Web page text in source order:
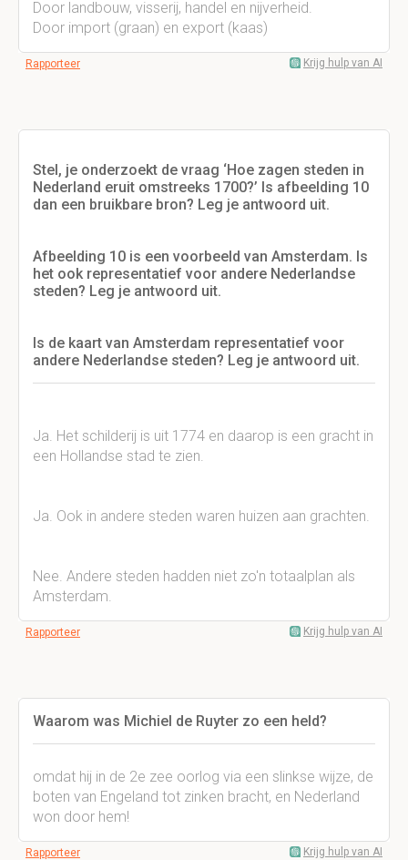
Door landbouw, visserij, handel en nijverheid.
Door import (graan) en export (kaas)
Rapporteer Krijg hulp van AI
Stel, je onderzoekt de vraag ‘Hoe zagen steden in
Nederland eruit omstreeks 1700?’ Is afbeelding 10
dan een bruikbare bron? Leg je antwoord uit.
Afbeelding 10 is een voorbeeld van Amsterdam. Is
het ook representatief voor andere Nederlandse
steden? Leg je antwoord uit.
Is de kaart van Amsterdam representatief voor
andere Nederlandse steden? Leg je antwoord uit.
Ja. Het schilderij is uit 1774 en daarop is een gracht in
een Hollandse stad te zien.
Ja. Ook in andere steden waren huizen aan grachten.
Nee. Andere steden hadden niet zo'n totaalplan als
Amsterdam.
Rapporteer Krijg hulp van AI
Waarom was Michiel de Ruyter zo een held?
omdat hij in de 2e zee oorlog via een slinkse wijze, de
boten van Engeland tot zinken bracht, en Nederland
won door hem!
Rapporteer Krijg hulp van AI